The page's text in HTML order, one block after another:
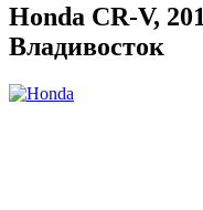
Honda CR-V,
Владивосток